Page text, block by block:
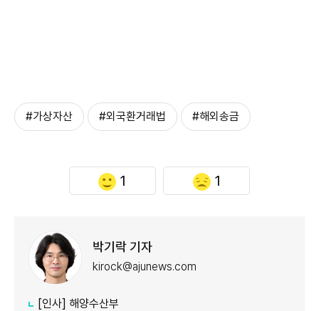
#가상자산 #외국환거래법 #해외송금
1 1
박기락 기자
kirock@ajunews.com
[인사] 해양수산부